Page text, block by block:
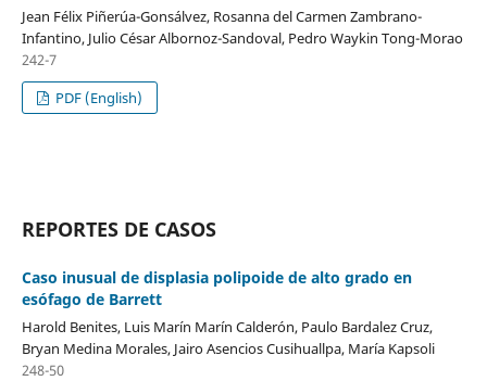
Jean Félix Piñerúa-Gonsálvez, Rosanna del Carmen Zambrano-
Infantino, Julio César Albornoz-Sandoval, Pedro Waykin Tong-Morao
242-7
PDF (English)
REPORTES DE CASOS
Caso inusual de displasia polipoide de alto grado en
esófago de Barrett
Harold Benites, Luis Marín Marín Calderón, Paulo Bardalez Cruz,
Bryan Medina Morales, Jairo Asencios Cusihuallpa, María Kapsoli
248-50